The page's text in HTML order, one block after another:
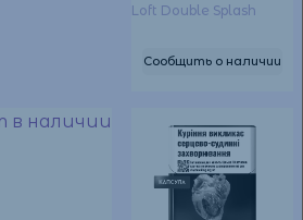
Loft Double Splash
Сообщить о наличии